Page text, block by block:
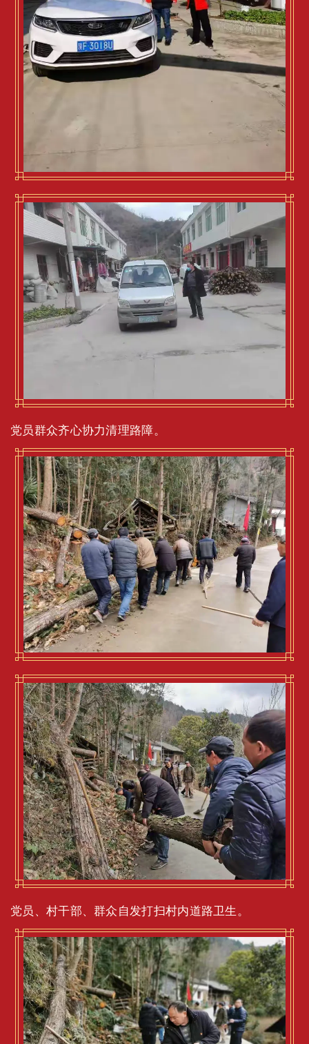
党员群众齐心协力清理路障。
党员、村干部、群众自发打扫村内道路卫生。